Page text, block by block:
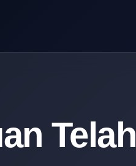
Telah